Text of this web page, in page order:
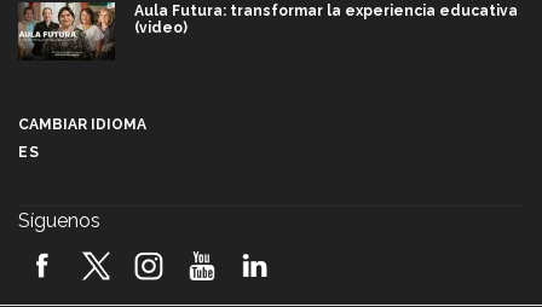
Aula Futura: transformar la experiencia educativa
(video)
2026! (video)
CAMBIAR IDIOMA
ES
Síguenos